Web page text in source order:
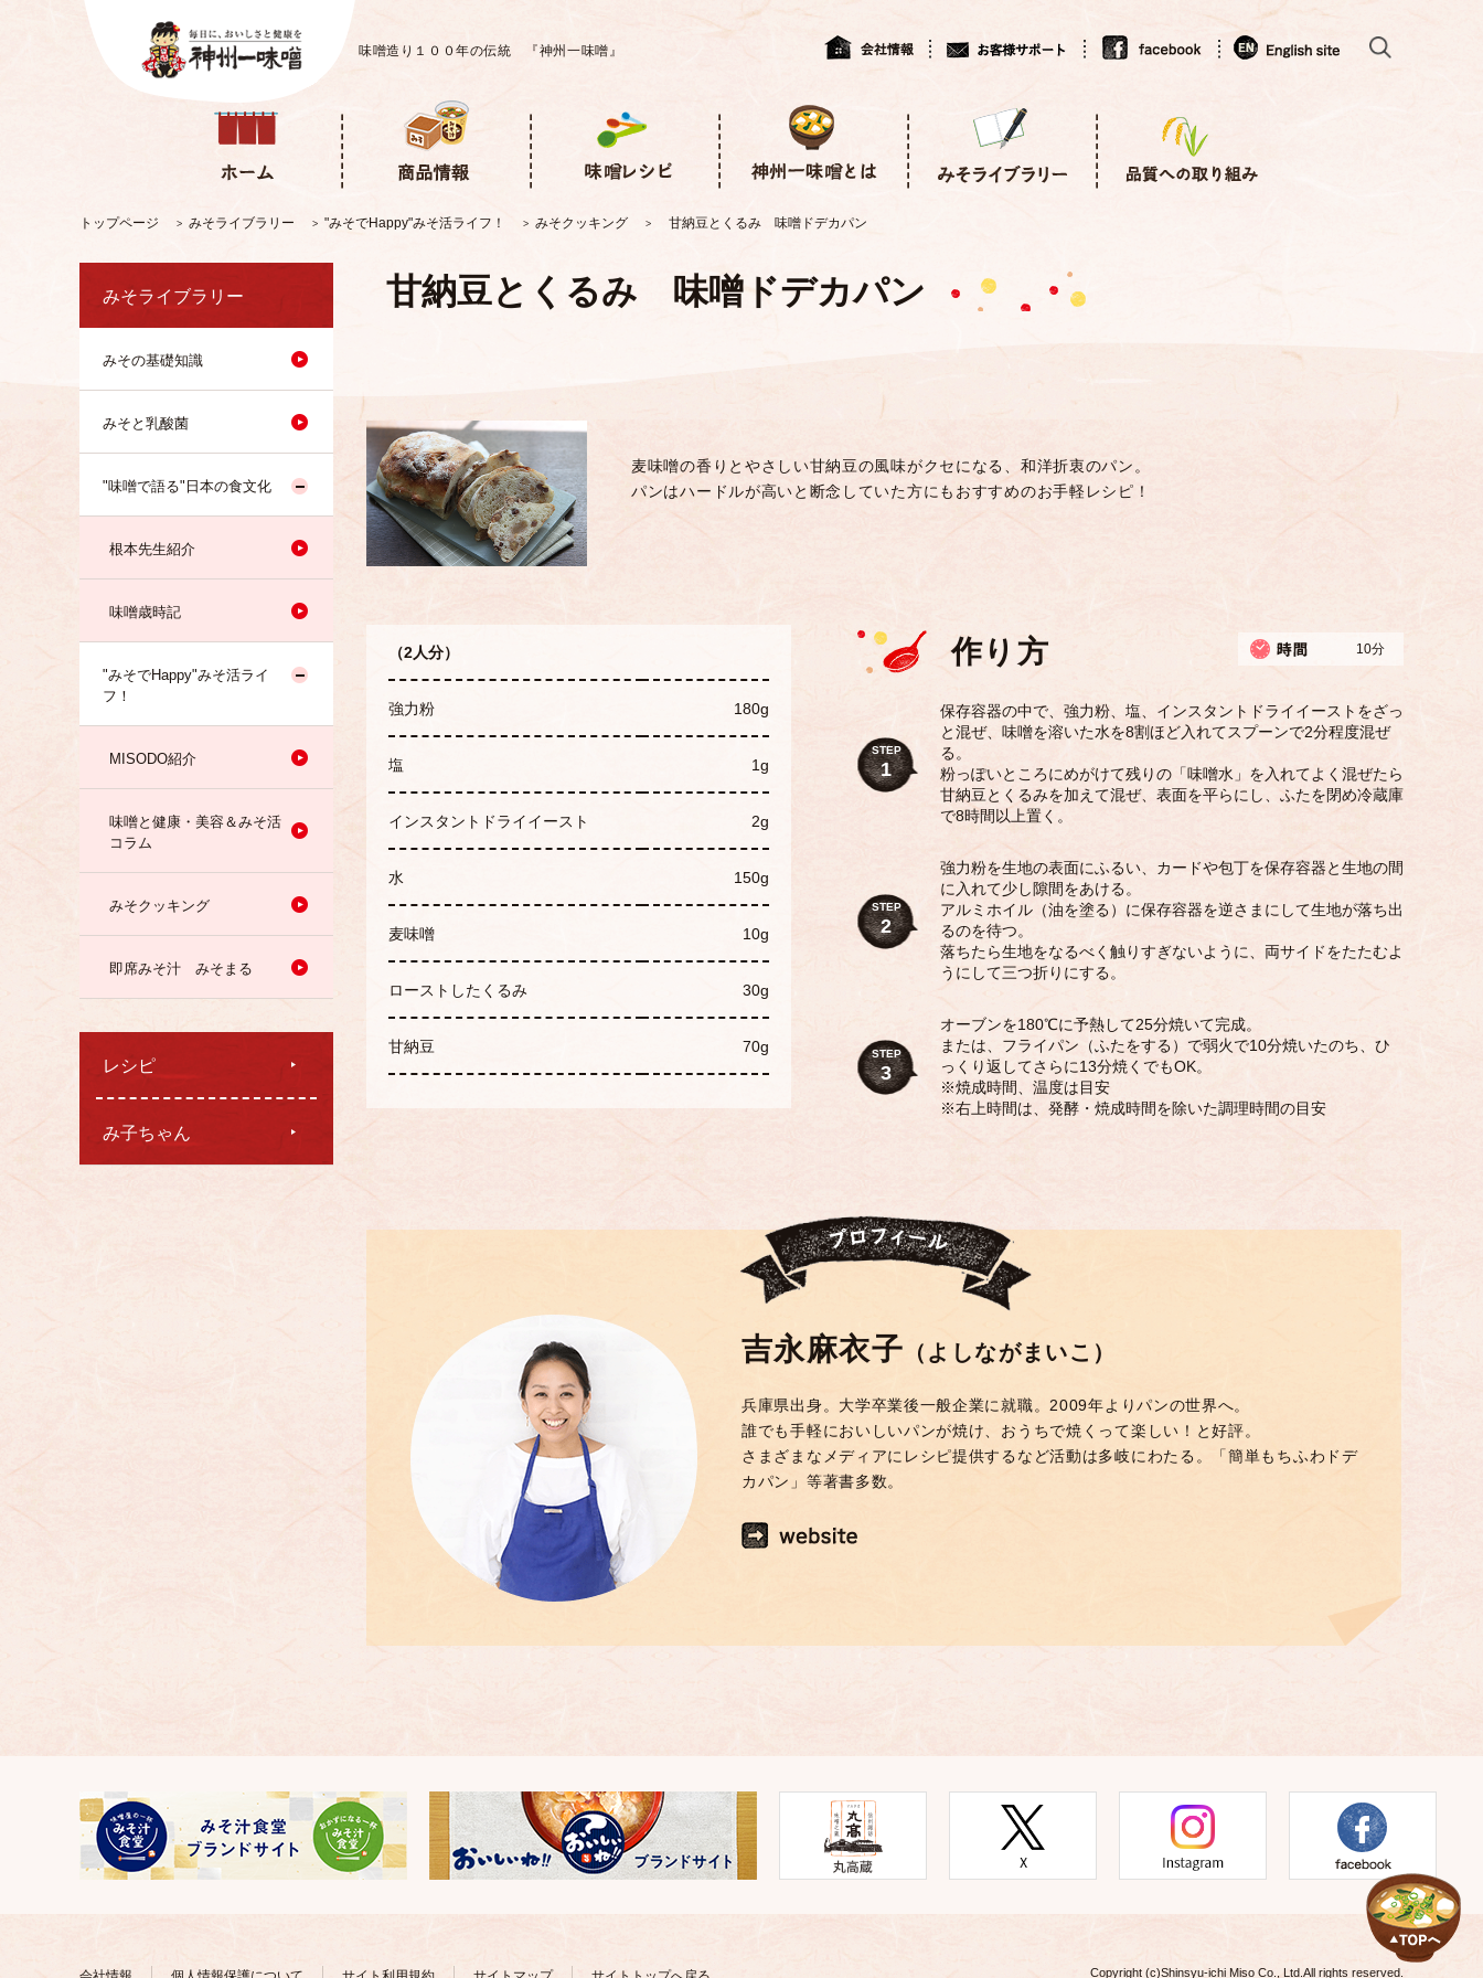
味噌造り１００年の伝統 『神州一味噌』
トップページ > みそライブラリー > "みそでHappy"みそ活ライフ！ > みそクッキング > 甘納豆とくるみ 味噌ドデカパン
甘納豆とくるみ 味噌ドデカパン
麦味噌の香りとやさしい甘納豆の風味がクセになる、和洋折衷のパン。
パンはハードルが高いと断念していた方にもおすすめのお手軽レシピ！
（2人分）
強力粉 180g
塩 1g
インスタントドライイースト 2g
水 150g
麦味噌 10g
ローストしたくるみ 30g
甘納豆 70g
作り方 10分
STEP
1
保存容器の中で、強力粉、塩、インスタントドライイーストをざっ
と混ぜ、味噌を溶いた水を8割ほど入れてスプーンで2分程度混ぜ
る。
粉っぽいところにめがけて残りの「味噌水」を入れてよく混ぜたら
甘納豆とくるみを加えて混ぜ、表面を平らにし、ふたを閉め冷蔵庫
で8時間以上置く。
STEP
2
強力粉を生地の表面にふるい、カードや包丁を保存容器と生地の間
に入れて少し隙間をあける。
アルミホイル（油を塗る）に保存容器を逆さまにして生地が落ち出
るのを待つ。
落ちたら生地をなるべく触りすぎないように、両サイドをたたむよ
うにして三つ折りにする。
STEP
3
オーブンを180℃に予熱して25分焼いて完成。
または、フライパン（ふたをする）で弱火で10分焼いたのち、ひ
っくり返してさらに13分焼くでもOK。
※焼成時間、温度は目安
※右上時間は、発酵・焼成時間を除いた調理時間の目安
吉永麻衣子 （よしながまいこ）
兵庫県出身。大学卒業後一般企業に就職。2009年よりパンの世界へ。
誰でも手軽においしいパンが焼け、おうちで焼くって楽しい！と好評。
さまざまなメディアにレシピ提供するなど活動は多岐にわたる。「簡単もちふわドデ
カパン」等著書多数。
みそライブラリー
みその基礎知識
みそと乳酸菌
"味噌で語る"日本の食文化
根本先生紹介
味噌歳時記
"みそでHappy"みそ活ライ
フ！
MISODO紹介
味噌と健康・美容＆みそ活
コラム
みそクッキング
即席みそ汁 みそまる
レシピ
み子ちゃん
Copyright (c)Shinsyu-ichi Miso Co., Ltd.All rights reserved.